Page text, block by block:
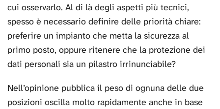
cui osservarlo. Al di là degli aspetti più tecnici,
spesso è necessario definire delle priorità chiare:
preferire un impianto che metta la sicurezza al
primo posto, oppure ritenere che la protezione dei
dati personali sia un pilastro irrinunciabile?
Nell’opinione pubblica il peso di ognuna delle due
posizioni oscilla molto rapidamente anche in base